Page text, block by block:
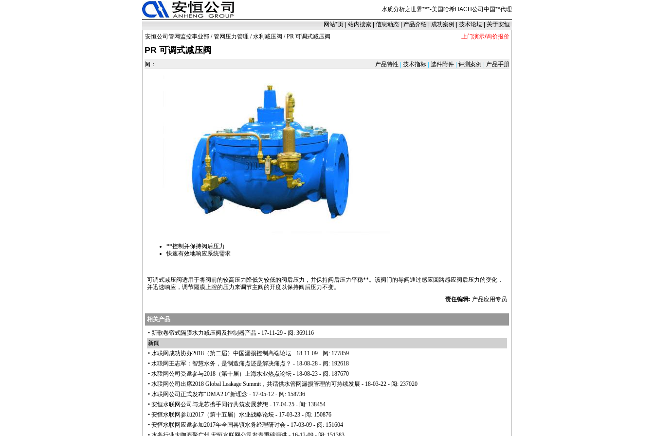
水质分析之世界***-美国哈希HACH公司中国**代理
网站*页 站内搜索 信息动态 产品介绍 成功案例 技术论坛
关于安恒
安恒公司管网监控事业部 /管网压力管理 /水利减压阀 / PR 可调式减压阀 上门演示/询价报价
PR 可调式减压阀
阅： 产品特性 技术指标 选件附件 评测案例 产品手册
**控制并保持阀后压力
快速有效地响应系统需求
可调式减压阀适用于将阀前的较高压力降低为较低的阀后压力，并保持阀后压力平稳**。该阀门的导阀通过感应回路感应阀后压力的变化，
并迅速响应，调节隔膜上腔的压力来调节主阀的开度以保持阀后压力不变。
责任编辑: 产品应用专员
相关产品
• 新歌卷帘式隔膜水力减压阀及控制器产品 - 17-11-29 - 阅: 369116
新闻
• 水联网成功协办2018（第二届）中国漏损控制高端论坛 - 18-11-09 - 阅: 177859
• 水联网王志军：智慧水务，是制造痛点还是解决痛点？ - 18-08-28 - 阅: 192618
• 水联网公司受邀参与2018（第十届）上海水业热点论坛 - 18-08-23 - 阅: 187670
• 水联网公司出席2018 Global Leakage Summit，共话供水管网漏损管理的可持续发展 - 18-03-22 - 阅: 237020
• 水联网公司正式发布“DMA2.0”新理念 - 17-05-12 - 阅: 158736
• 安恒水联网公司与龙芯携手同行共筑发展梦想 - 17-04-25 - 阅: 138454
• 安恒水联网参加2017（第十五届）水业战略论坛 - 17-03-23 - 阅: 150876
• 安恒水联网应邀参加2017年全国县镇水务经理研讨会 - 17-03-09 - 阅: 151604